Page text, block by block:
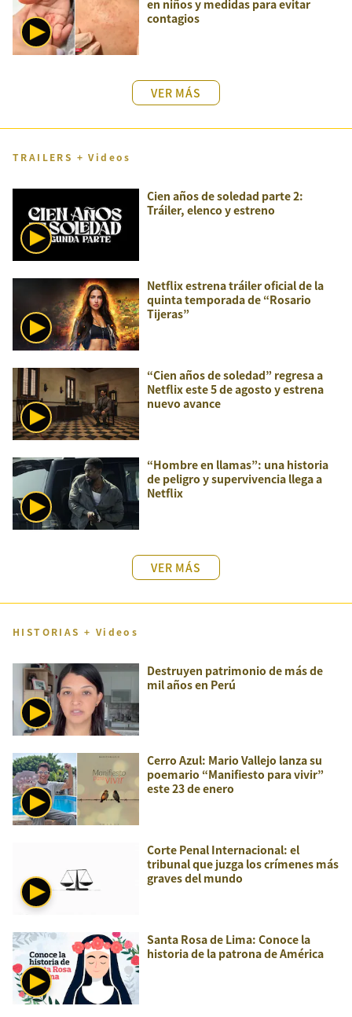
en niños y medidas para evitar
contagios
VER MÁS
TRAILERS + Videos
Cien años de soledad parte 2:
Tráiler, elenco y estreno
Netflix estrena tráiler oficial de la
quinta temporada de “Rosario
Tijeras”
“Cien años de soledad” regresa a
Netflix este 5 de agosto y estrena
nuevo avance
“Hombre en llamas”: una historia
de peligro y supervivencia llega a
Netflix
VER MÁS
HISTORIAS + Videos
Destruyen patrimonio de más de
mil años en Perú
Cerro Azul: Mario Vallejo lanza su
poemario “Manifiesto para vivir”
este 23 de enero
Corte Penal Internacional: el
tribunal que juzga los crímenes más
graves del mundo
Santa Rosa de Lima: Conoce la
historia de la patrona de América